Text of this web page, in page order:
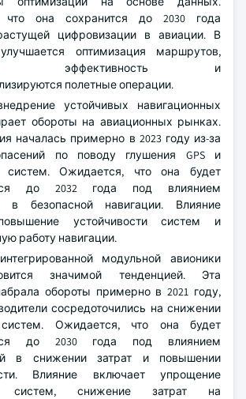
что она сохранится до 2030 года
цифровизации в авиации. В
улучшается оптимизация маршрутов,
эффективность и
полетные операции.
устойчивых навигационных
обороты на авиационных рынках.
началась примерно в 2023 году из-за
по поводу глушения GPS и
систем. Ожидается, что она будет
до 2032 года под влиянием
в безопасной навигации. Влияние
устойчивости систем и
работу навигации.
модульной авионики
значимой тенденцией. Эта
обороты примерно в 2021 году,
сосредоточились на снижении
Ожидается, что она будет
до 2030 года под влиянием
в снижении затрат и повышении
Влияние включает упрощение
систем, снижение затрат на